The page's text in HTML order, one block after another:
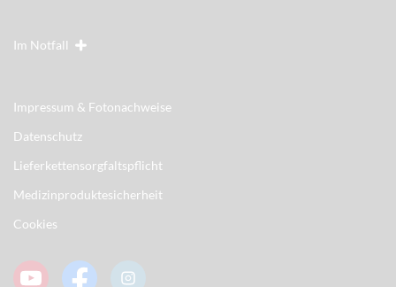
Im Notfall
Impressum & Fotonachweise
Datenschutz
Lieferkettensorgfaltspflicht
Medizinproduktesicherheit
Cookies